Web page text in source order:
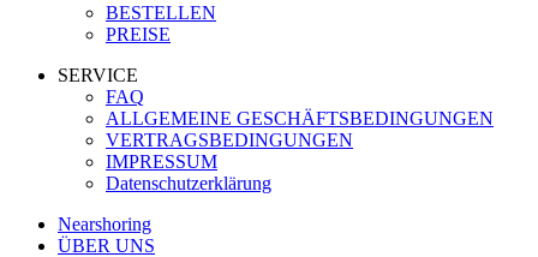
BESTELLEN
PREISE
SERVICE
FAQ
ALLGEMEINE GESCHÄFTSBEDINGUNGEN
VERTRAGSBEDINGUNGEN
IMPRESSUM
Datenschutzerklärung
Nearshoring
ÜBER UNS